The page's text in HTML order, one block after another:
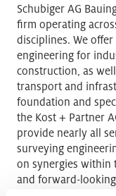
Schubiger AG
firm operating
disciplines. We
engineering for
construction, as
transport and
foundation and
the Kost + Partner
provide nearly all
surveying
on synergies within
and forward-